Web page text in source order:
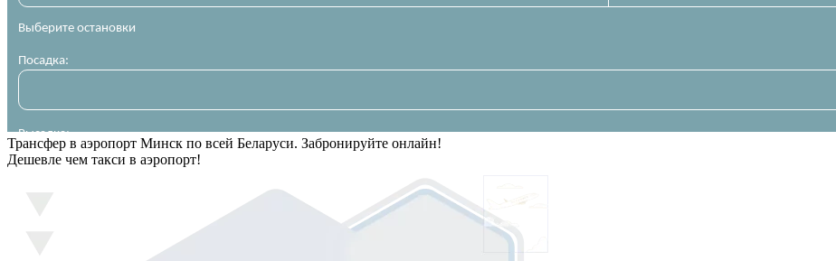
Трансфер в аэропорт Минск по всей Беларуси. Забронируйте онлайн!
Дешевле чем такси в аэропорт!